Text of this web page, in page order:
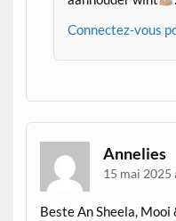
Connectez-vous
Annelies
15 mai 2025
Beste An Sheela,